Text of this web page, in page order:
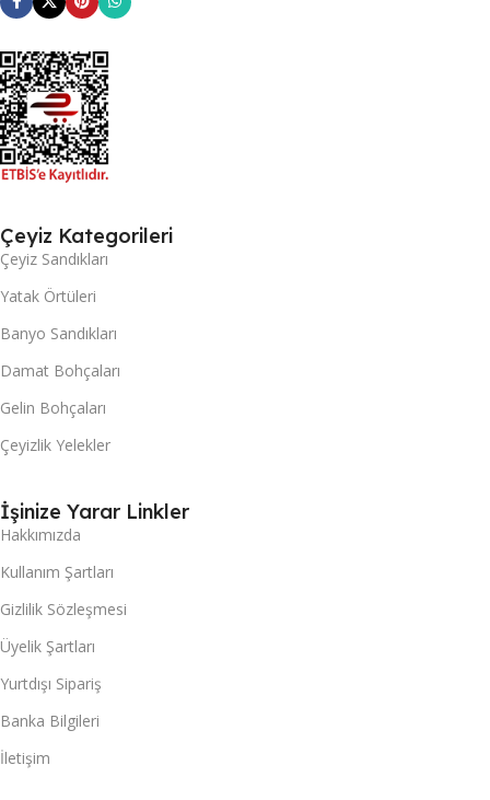
Çeyiz Kategorileri
Çeyiz Sandıkları
Yatak Örtüleri
Banyo Sandıkları
Damat Bohçaları
Gelin Bohçaları
Çeyizlik Yelekler
İşinize Yarar Linkler
Hakkımızda
Kullanım Şartları
Gizlilik Sözleşmesi
Üyelik Şartları
Yurtdışı Sipariş
Banka Bilgileri
İletişim